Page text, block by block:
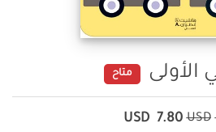
الأولى متاح
USD
7.80
USD